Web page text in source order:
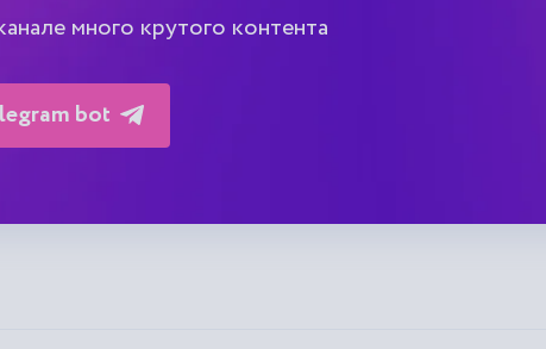
много крутого контента
bot